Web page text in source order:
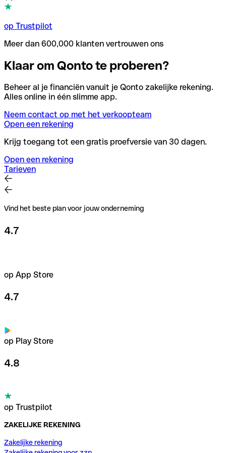
op Trustpilot
Meer dan 600,000 klanten vertrouwen ons
Klaar om Qonto te proberen?
Beheer al je financiën vanuit je Qonto zakelijke rekening.
Alles online in één slimme app.
Neem contact op met het verkoopteam
Open een rekening
Krijg toegang tot een gratis proefversie van 30 dagen.
Open een rekening
Tarieven
Vind het beste plan voor jouw onderneming
4.7
op App Store
4.7
op Play Store
4.8
op Trustpilot
ZAKELIJKE REKENING
Zakelijke rekening